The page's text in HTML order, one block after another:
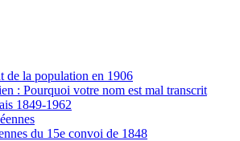
de la population en 1906
: Pourquoi votre nom est mal transcrit
1849-1962
du 15e convoi de 1848